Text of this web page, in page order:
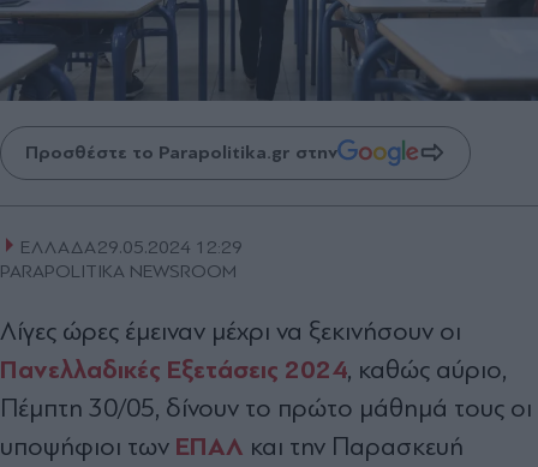
Προσθέστε το Parapolitika.gr στην
ΕΛΛΑΔΑ29.05.2024 12:29
PARAPOLITIKA NEWSROOM
Λίγες ώρες έμειναν μέχρι να ξεκινήσουν οι
Πανελλαδικές Εξετάσεις 2024, καθώς αύριο,
Πέμπτη 30/05, δίνουν το πρώτο μάθημά τους οι
υποψήφιοι των ΕΠΑΛ και την Παρασκευή